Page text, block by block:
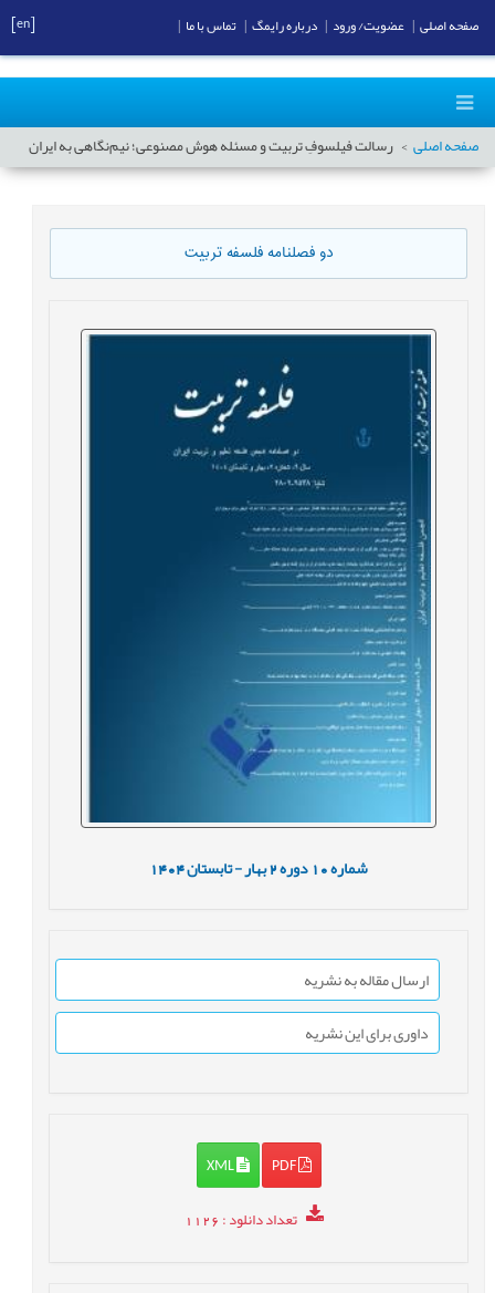
صفحه اصلی رسالت فیلسوفِ تربیت و مسئله هوش مصنوعی؛ نیم‌نگاهی به ایران
دو فصلنامه فلسفه تربیت
شماره10 دوره2 بهار - تابستان1404
ارسال مقاله به نشریه
داوری برای این نشریه
PDF
XML
تعداد دانلود: 1126
صفحه اصلی عضویت/ ورود درباره رایمگ تماس با ما